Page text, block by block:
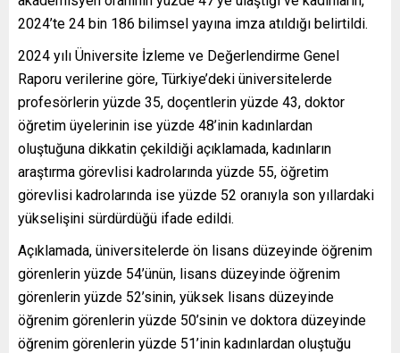
2024’te 24 bin 186 bilimsel yayına imza atıldığı belirtildi.
2024 yılı Üniversite İzleme ve Değerlendirme Genel
Raporu verilerine göre, Türkiye’deki üniversitelerde
profesörlerin yüzde 35, doçentlerin yüzde 43, doktor
öğretim üyelerinin ise yüzde 48’inin kadınlardan
oluştuğuna dikkatin çekildiği açıklamada, kadınların
araştırma görevlisi kadrolarında yüzde 55, öğretim
görevlisi kadrolarında ise yüzde 52 oranıyla son yıllardaki
yükselişini sürdürdüğü ifade edildi.
Açıklamada, üniversitelerde ön lisans düzeyinde öğrenim
görenlerin yüzde 54’ünün, lisans düzeyinde öğrenim
görenlerin yüzde 52’sinin, yüksek lisans düzeyinde
öğrenim görenlerin yüzde 50’sinin ve doktora düzeyinde
öğrenim görenlerin yüzde 51’inin kadınlardan oluştuğu